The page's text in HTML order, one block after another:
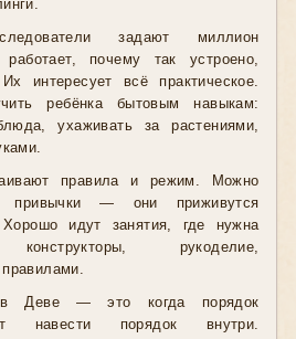
задают миллион
почему так устроено,
интересует всё практическое.
ребёнка бытовым навыкам:
ухаживать за растениями,
правила и режим. Можно
привычки — они приживутся
идут занятия, где нужна
конструкторы, рукоделие,
Деве — это когда порядок
навести порядок внутри.